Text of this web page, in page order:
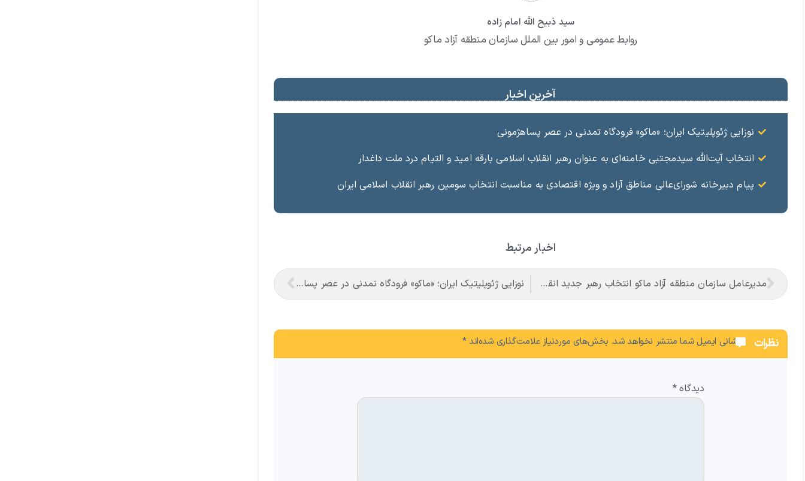
سید ذبیح الله امام زاده
روابط عمومی و امور بین الملل سازمان منطقه آزاد ماکو
آخرین اخبار
نوزایی ژئوپلیتیک ایران؛ «ماکو» فرودگاه تمدنی در عصر پساهژمونی
انتخاب آیت‌الله سیدمجتبی خامنه‌ای به عنوان رهبر انقلاب اسلامی بارقه امید و التیام درد ملت داغدار
پیام دبیرخانه شورای‌عالی مناطق آزاد و ویژه اقتصادی به مناسبت انتخاب سومین رهبر انقلاب اسلامی ایران
اخبار مرتبط
مدیرعامل سازمان منطقه آزاد ماکو انتخاب رهبر جدید انقلاب را تبریک گفت نوزایی ژئوپلیتیک ایران؛ «ماکو» فرودگاه تمدنی در عصر پساهژمونی
نظرات نشانی ایمیل شما منتشر نخواهد شد. بخش‌های موردنیاز علامت‌گذاری شده‌اند*
دیدگاه*